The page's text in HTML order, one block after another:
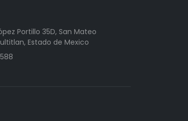
Portillo 35D, San Mateo
Estado de Mexico